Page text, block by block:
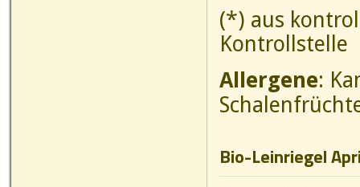
(*) aus
Kontrollstelle
Allergene:
Bio-Leinriegel